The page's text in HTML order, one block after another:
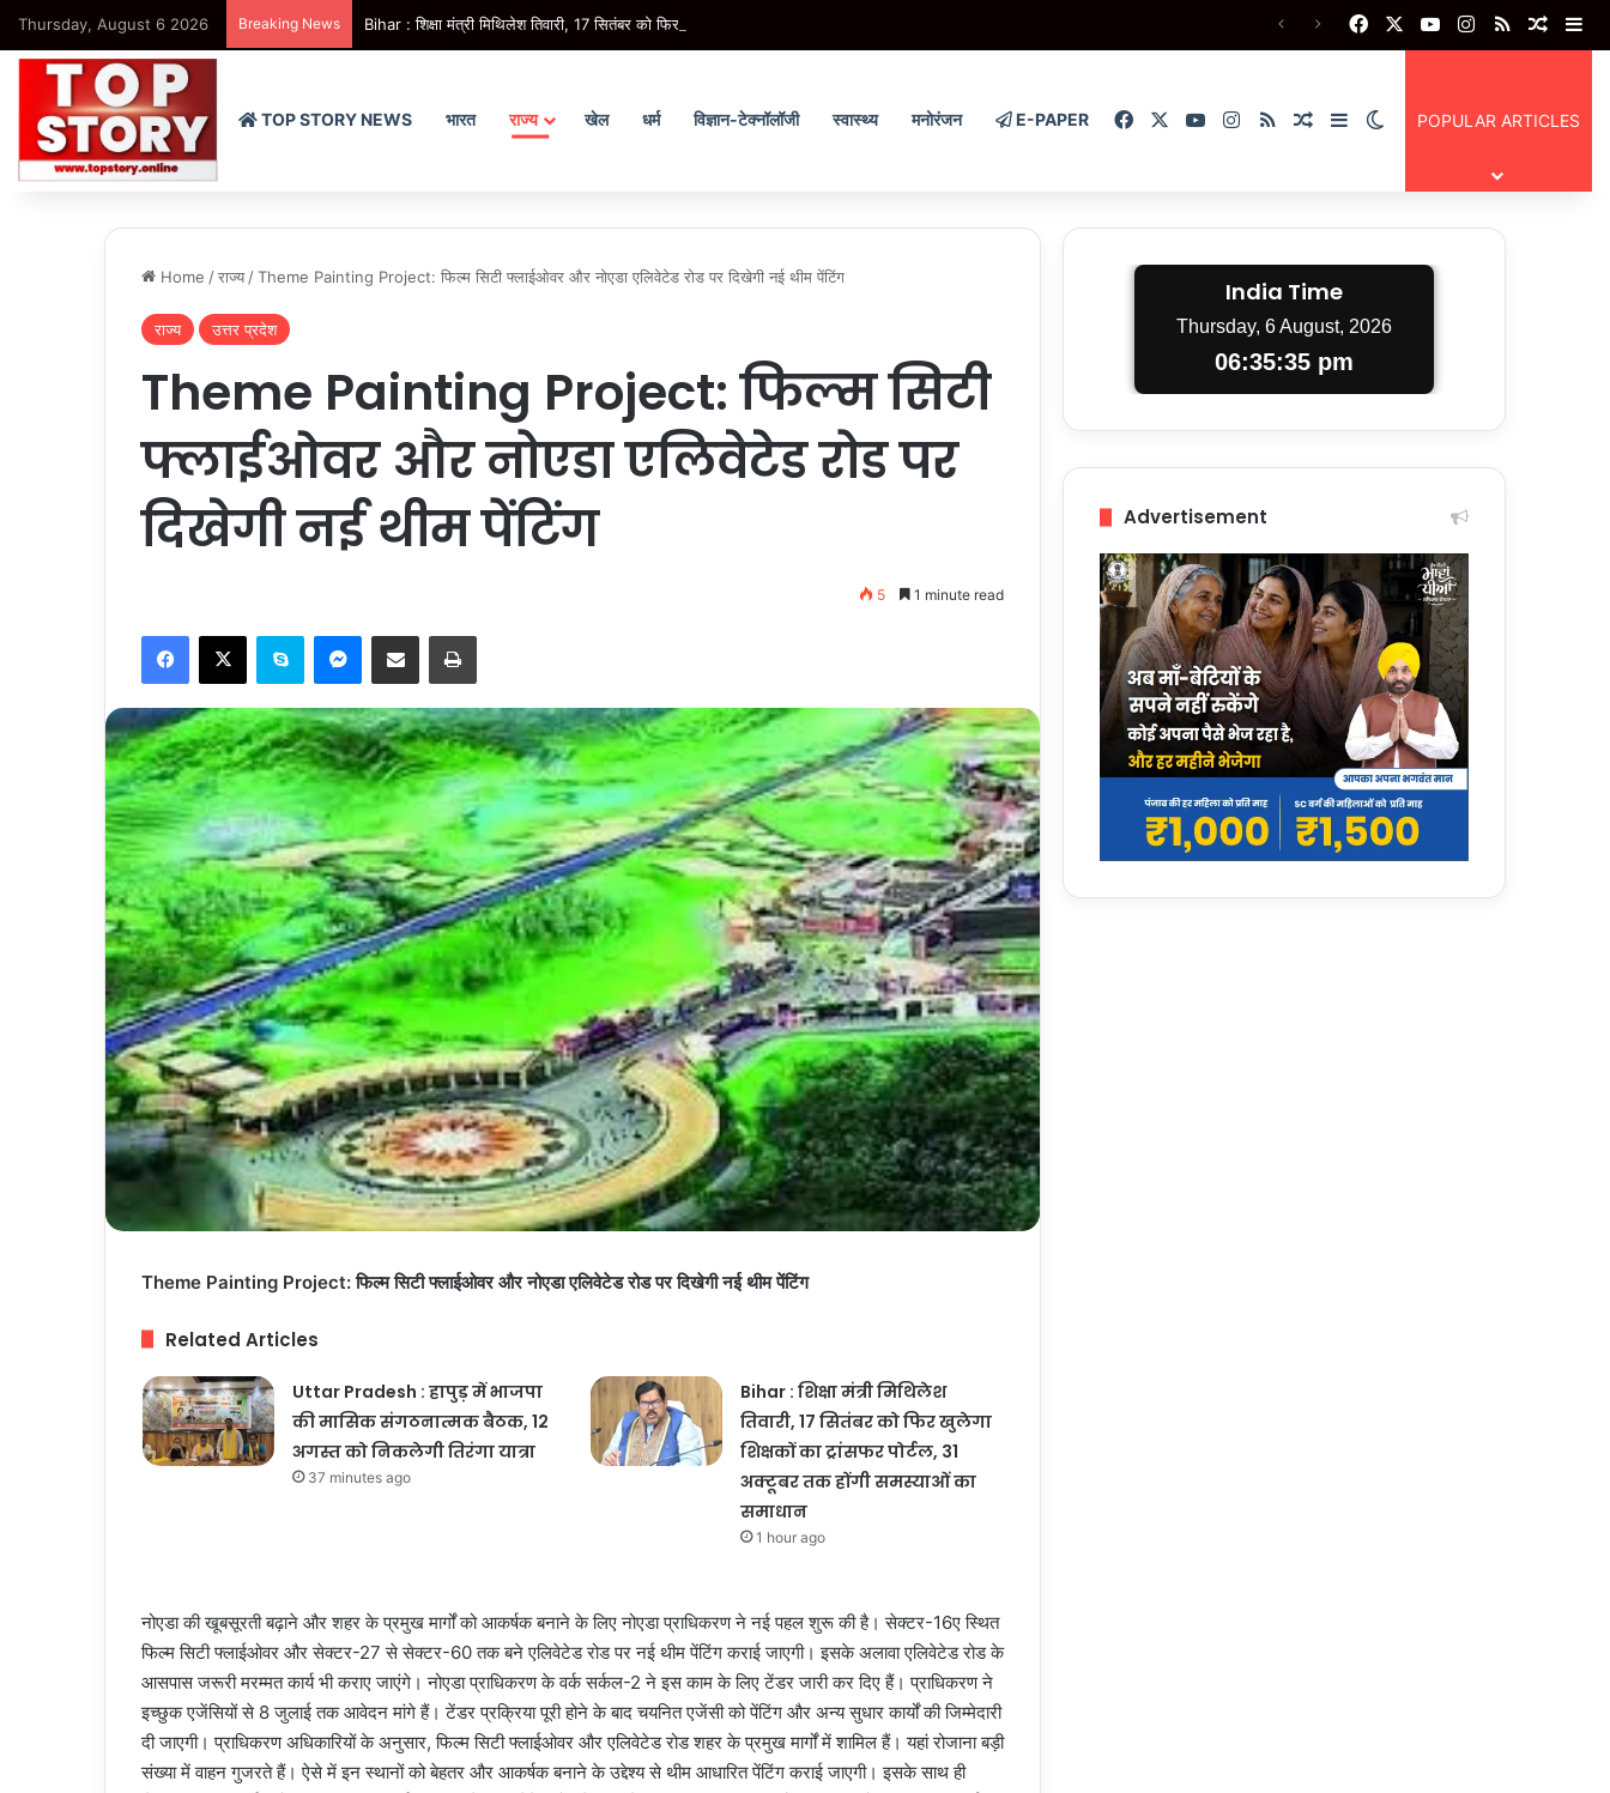
Thursday, August 6 2026 Breaking News Bihar : शिक्षा मंत्री मिथिलेश तिवारी, 17 सितंबर को फिर खुलेगा शिक्षकों का ट्रांसफर पोर्टल, 31 अक्टूबर तक होंगी समस्याओं का समाधान FacebookYouTubeInstagram
RSS
TOP STORY NEWS भारत राज्य खेल धर्म विज्ञान-टेक्नॉलॉजी स्वास्थ्य मनोरंजन E-PAPER FacebookYouTubeInstagram
RSSRandom Article
SidebarSwitch skin
POPULAR ARTICLES
Home /राज्य /Theme Painting Project: फिल्म सिटी फ्लाईओवर और नोएडा एलिवेटेड रोड पर दिखेगी नई थीम पेंटिंग
राज्य उत्तर प्रदेश
Theme Painting Project: फिल्म सिटी
फ्लाईओवर और नोएडा एलिवेटेड रोड पर
दिखेगी नई थीम पेंटिंग
5 1 minute read
Facebook
X Skype Messenger
Share via Email Print
Theme Painting Project: फिल्म सिटी फ्लाईओवर और नोएडा एलिवेटेड रोड पर दिखेगी नई थीम पेंटिंग
Related Articles
Uttar Pradesh : हापुड़ में भाजपा
की मासिक संगठनात्मक बैठक, 12
अगस्त को निकलेगी तिरंगा यात्रा
37 minutes ago
Bihar : शिक्षा मंत्री मिथिलेश
तिवारी, 17 सितंबर को फिर खुलेगा
शिक्षकों का ट्रांसफर पोर्टल, 31
अक्टूबर तक होंगी समस्याओं का
समाधान
1 hour ago
नोएडा की खूबसूरती बढ़ाने और शहर के प्रमुख मार्गों को आकर्षक बनाने के लिए नोएडा प्राधिकरण ने नई पहल शुरू की है। सेक्टर-16ए स्थित
फिल्म सिटी फ्लाईओवर और सेक्टर-27 से सेक्टर-60 तक बने एलिवेटेड रोड पर नई थीम पेंटिंग कराई जाएगी। इसके अलावा एलिवेटेड रोड के
आसपास जरूरी मरम्मत कार्य भी कराए जाएंगे। नोएडा प्राधिकरण के वर्क सर्कल-2 ने इस काम के लिए टेंडर जारी कर दिए हैं। प्राधिकरण ने
इच्छुक एजेंसियों से 8 जुलाई तक आवेदन मांगे हैं। टेंडर प्रक्रिया पूरी होने के बाद चयनित एजेंसी को पेंटिंग और अन्य सुधार कार्यों की जिम्मेदारी
दी जाएगी। प्राधिकरण अधिकारियों के अनुसार, फिल्म सिटी फ्लाईओवर और एलिवेटेड रोड शहर के प्रमुख मार्गों में शामिल हैं। यहां रोजाना बड़ी
संख्या में वाहन गुजरते हैं। ऐसे में इन स्थानों को बेहतर और आकर्षक बनाने के उद्देश्य से थीम आधारित पेंटिंग कराई जाएगी। इसके साथ ही
India Time
Thursday, 6 August, 2026
06:35:36 pm
Advertisement